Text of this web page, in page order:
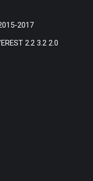
2017
2.2 3.2 2.0